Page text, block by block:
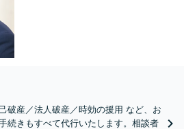
破産／法人破産／時効の援用 など、お
続きもすべて代行いたします。相談者